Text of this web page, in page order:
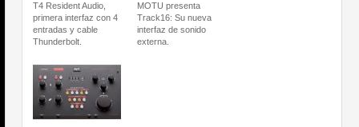
T4 Resident Audio,
primera interfaz con 4
entradas y cable
Thunderbolt.
MOTU presenta
Track16: Su nueva
interfaz de sonido
externa.